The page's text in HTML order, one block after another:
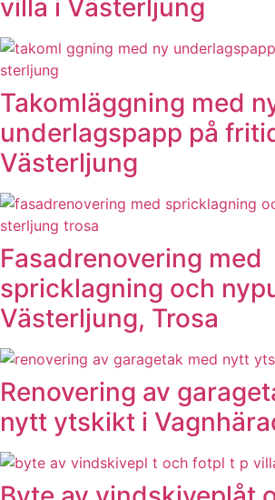
villa i Västerljung
Takomläggning med
underlagspapp på
Västerljung
Fasadrenovering med
spricklagning och
Västerljung, Trosa
Renovering av
nytt ytskikt i